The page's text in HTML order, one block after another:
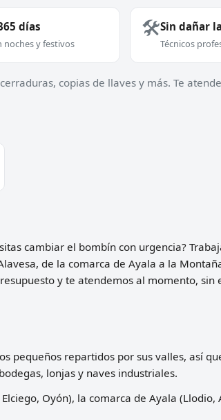
días
noches y festivos
🛠️Sin dañar
Técnicos
copias de llaves y más. Te
cambiar el bombín con urgencia?
de la comarca de Ayala a la
y te atendemos al momento, sin
pequeños repartidos por sus valles, así
lonjas y naves industriales.
Oyón), la comarca de Ayala (Llodio,